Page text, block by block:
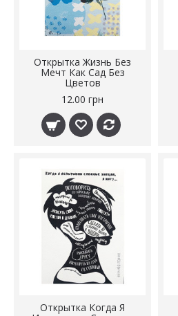
Открытка Жизнь Без
Мечт Как Сад Без
Цветов
12.00 грн
Открытка Когда Я